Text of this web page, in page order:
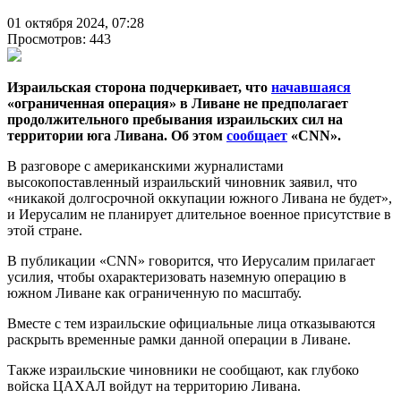
01 октября 2024, 07:28
Просмотров: 443
Израильская сторона подчеркивает, что начавшаяся
«ограниченная операция» в Ливане не предполагает
продолжительного пребывания израильских сил на
территории юга Ливана. Об этом сообщает «CNN».
В разговоре с американскими журналистами
высокопоставленный израильский чиновник заявил, что
«никакой долгосрочной оккупации южного Ливана не будет»,
и Иерусалим не планирует длительное военное присутствие в
этой стране.
В публикации «CNN» говорится, что Иерусалим прилагает
усилия, чтобы охарактеризовать наземную операцию в
южном Ливане как ограниченную по масштабу.
Вместе с тем израильские официальные лица отказываются
раскрыть временные рамки данной операции в Ливане.
Также израильские чиновники не сообщают, как глубоко
войска ЦАХАЛ войдут на территорию Ливана.